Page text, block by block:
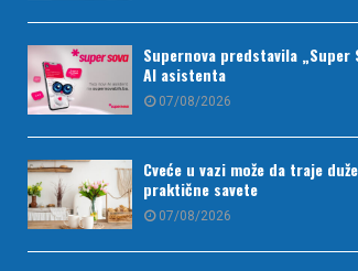
Supernova predstavila „Super
AI asistenta
07/08/2026
Cveće u vazi može da traje
praktične savete
07/08/2026